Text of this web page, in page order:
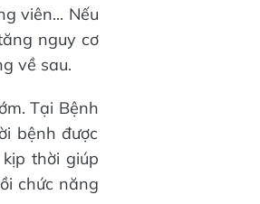
viên... Nếu
nguy cơ
về sau.
Tại Bệnh
bệnh được
thời giúp
chức năng